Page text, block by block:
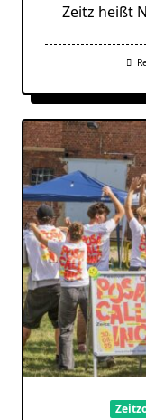
Zeitz heißt